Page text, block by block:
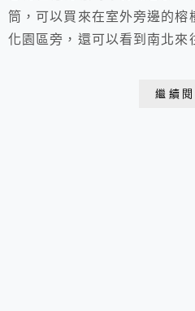
筒，可以買來在室外旁邊的榕
化園區旁，還可以看到南北來
繼續